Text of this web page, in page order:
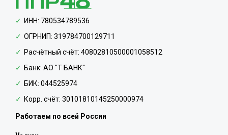
ИНН: 780534789536
ОГРНИП: 319784700129711
Расчётный счёт: 40802810500001058512
Банк: АО "Т БАНК"
БИК: 044525974
Корр. счёт: 30101810145250000974
Работаем по всей России